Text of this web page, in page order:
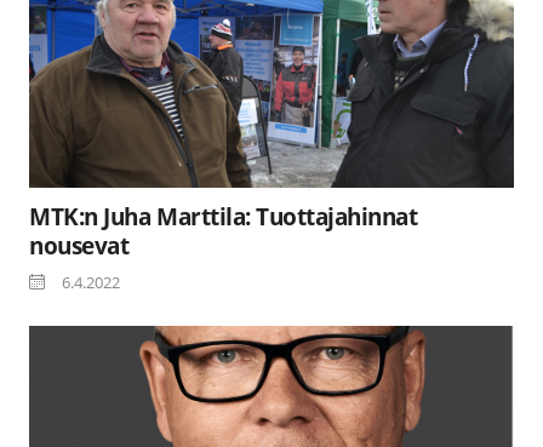
MTK:n Juha Marttila: Tuottajahinnat
nousevat
6.4.2022